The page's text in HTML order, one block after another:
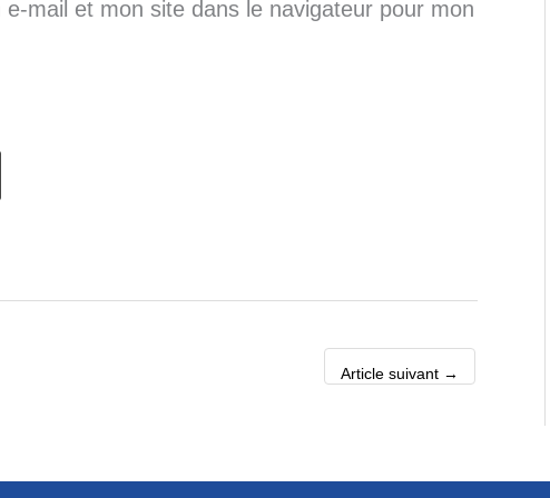
mail et mon site dans le navigateur pour mon
Article suivant →